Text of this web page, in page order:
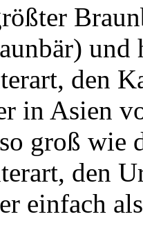
und
den
in Asien
groß wie
den
einfach